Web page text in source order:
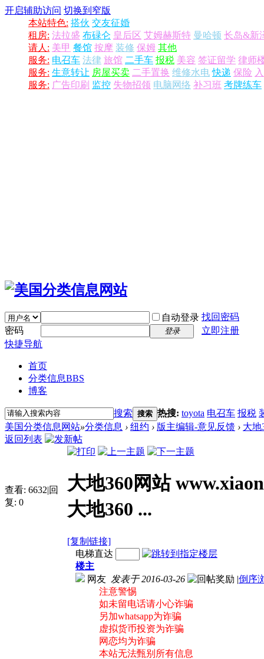
开启辅助访问 切换到窄版
本站特色: 搭伙 交友征婚
租房: 法拉盛 布碌仑 皇后区 艾姆赫斯特 曼哈顿 长岛&新
请人: 美甲 餐馆 按摩 装修 保姆 其他
服务: 电召车 法律 旅馆 二手车 报税 美容 签证留学 律师
服务: 生意转让 房屋买卖 二手置换 维修水电 快递 保险
服务: 广告印刷 监控 失物招领 电脑网络 补习班 考牌练车
自动登录 找回密码
密码
登录
立即注册
快捷导航
首页
分类信息BBS
博客
搜索 搜索 热搜: toyota 电召车 报税
美国分类信息网站»分类信息 › 纽约 › 版主编辑-意见反馈 › 大地
返回列表
查看: 6632|回
复: 0
大地360网站
大地360 ...
[复制链接]
电梯直达
楼主
网友 发表于 2016-03-26 |倒序
注意警惕
如未留电话请小心诈骗
另加whatsapp为诈骗
虚拟货币投资为诈骗
网恋均为诈骗
本站无法甄别所有信息